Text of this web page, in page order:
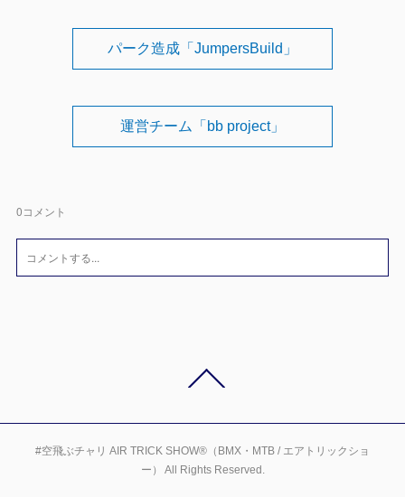
パーク造成「JumpersBuild」
運営チーム「bb project」
0コメント
#空飛ぶチャリ AIR TRICK SHOW®（BMX・MTB / エアトリックショ
ー） All Rights Reserved.